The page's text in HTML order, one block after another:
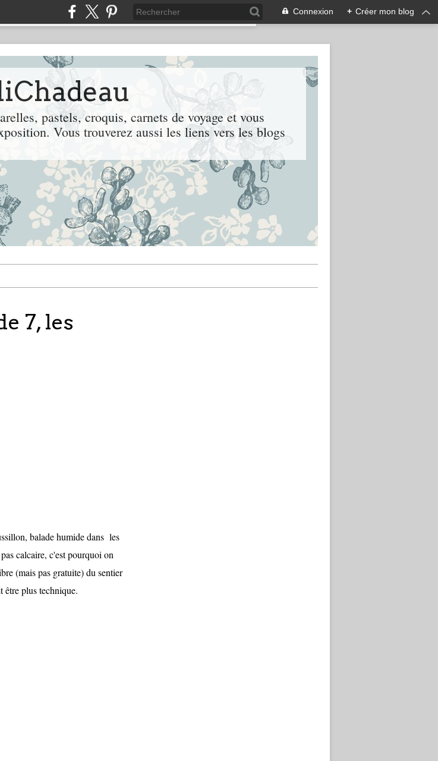
Connexion + Créer mon blog
pastels, croquis, carnets de voyage et vous
Vous trouverez aussi les liens vers les blogs
7, les
balade humide dans les
calcaire, c'est pourquoi on
(mais pas gratuite) du sentier
être plus technique.